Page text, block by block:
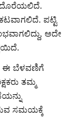
ದೊರೆಯಲಿದೆ.
ಪಟ್ಟಿ
ಅದೇ
ಈ ಬೆಳವಣಿಗೆ
ತಮ್ಮ
ಸಮಯಕ್ಕೆ